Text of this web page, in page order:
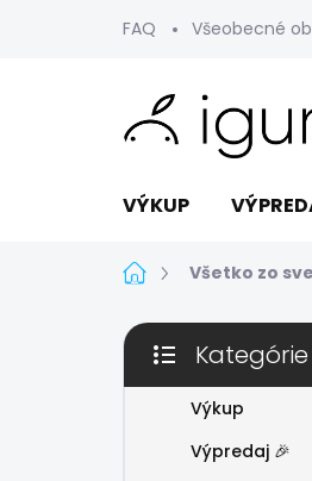
FAQ Všeobecné
VÝKUP
DomovVšetko zo
B
č
Preskočiť
kategórie
Kategórie
Výkup
Výpredaj 🎉